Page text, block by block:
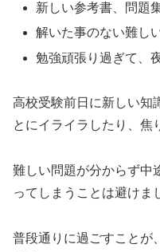
新しい参考書、問題
解いた事のない難し
勉強頑張り過ぎて、
高校受験前日に新しい知
とにイライラしたり、焦
難しい問題が分からず中
ってしまうことは避けま
普段通りに過ごすことが